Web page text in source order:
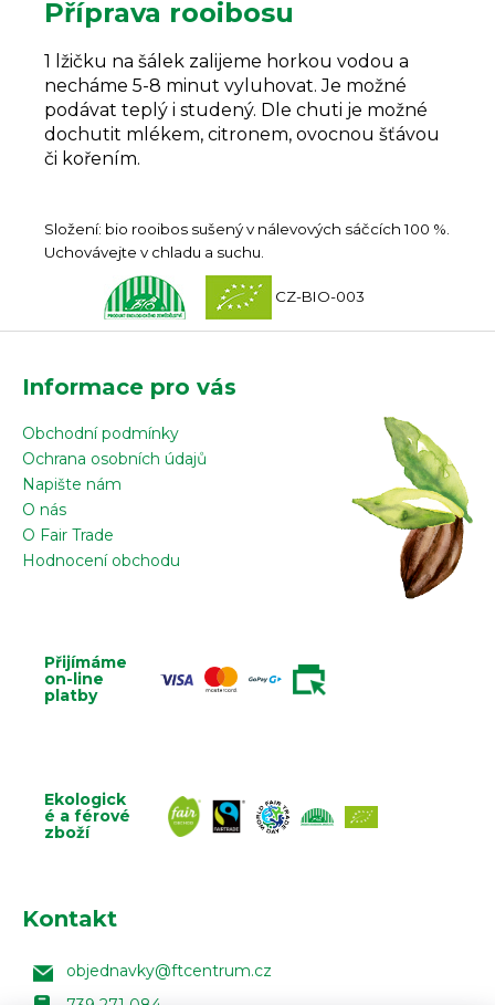
Příprava rooibosu
1 lžičku na šálek zalijeme horkou vodou a
necháme 5-8 minut vyluhovat. Je možné
podávat teplý i studený. Dle chuti je možné
dochutit mlékem, citronem, ovocnou šťávou
či kořením.
Složení: bio rooibos sušený v nálevových sáčcích 100 %.
Uchovávejte v chladu a suchu.
CZ-BIO-003
Informace pro vás
Obchodní podmínky
Ochrana osobních údajů
Napište nám
O nás
O Fair Trade
Hodnocení obchodu
Přijímáme
on-line
platby
Ekologick
é a férové
zboží
Kontakt
objednavky@ftcentrum.cz